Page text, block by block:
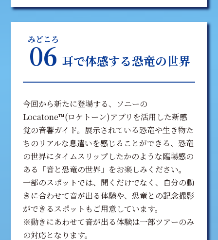
みどころ
06 耳で体感する恐竜の世界
今回から新たに登場する、ソニーの
Locatone™(ロケトーン)アプリを活用した新感
覚の音響ガイド。展示されている恐竜や生き物た
ちのリアルな息遣いを感じることができる、恐竜
の世界にタイムスリップしたかのような臨場感の
ある「音と恐竜の世界」をお楽しみください。
一部のスポットでは、聞くだけでなく、自分の動
きに合わせて音が出る体験や、恐⻯との記念撮影
ができるスポットもご用意しています。
※動きにあわせて⾳が出る体験は⼀部ツアーのみ
の対応となります。